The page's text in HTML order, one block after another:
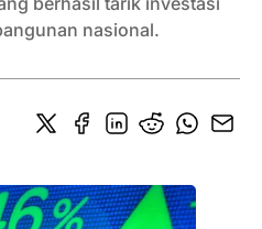
nasional.